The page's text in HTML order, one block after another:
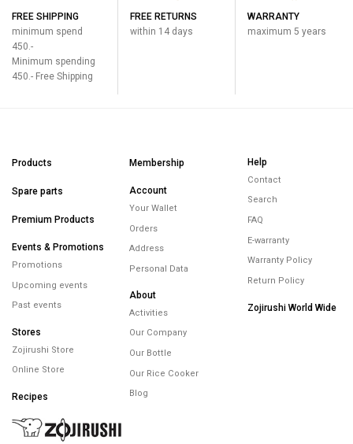
FREE SHIPPING
minimum spend
450.-
Minimum spending
450.- Free Shipping
FREE RETURNS
within 14 days
WARRANTY
maximum 5 years
Products
Spare parts
Premium Products
Events & Promotions
Promotions
Upcoming events
Past events
Stores
Zojirushi Store
Online Store
Recipes
Membership
Account
Your Wallet
Orders
Address
Personal Data
About
Activities
Our Company
Our Bottle
Our Rice Cooker
Blog
Help
Contact
Search
FAQ
E-warranty
Warranty Policy
Return Policy
Zojirushi World Wide